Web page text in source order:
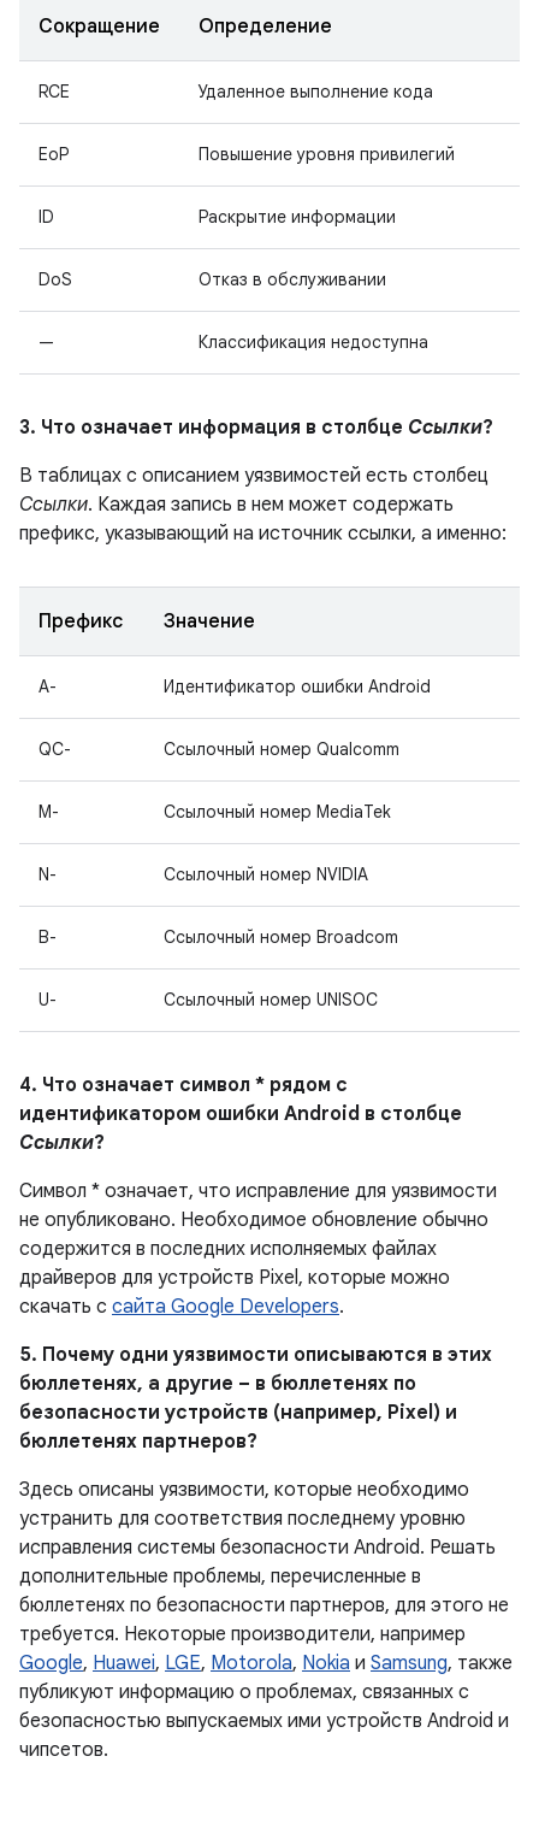
Сокращение Определение
RCE Удаленное выполнение кода
EoP Повышение уровня привилегий
ID Раскрытие информации
DoS Отказ в обслуживании
— Классификация недоступна
3. Что означает информация в столбце Ссылки?
В таблицах с описанием уязвимостей есть столбец
Ссылки. Каждая запись в нем может содержать
префикс, указывающий на источник ссылки, а именно:
Префикс Значение
A- Идентификатор ошибки Android
QC- Ссылочный номер Qualcomm
M- Ссылочный номер MediaTek
N- Ссылочный номер NVIDIA
B- Ссылочный номер Broadcom
U- Ссылочный номер UNISOC
4. Что означает символ * рядом с
идентификатором ошибки Android в столбце
Ссылки?
Символ * означает, что исправление для уязвимости
не опубликовано. Необходимое обновление обычно
содержится в последних исполняемых файлах
драйверов для устройств Pixel, которые можно
скачать с сайта Google Developers.
5. Почему одни уязвимости описываются в этих
бюллетенях, а другие – в бюллетенях по
безопасности устройств (например, Pixel) и
бюллетенях партнеров?
Здесь описаны уязвимости, которые необходимо
устранить для соответствия последнему уровню
исправления системы безопасности Android. Решать
дополнительные проблемы, перечисленные в
бюллетенях по безопасности партнеров, для этого не
требуется. Некоторые производители, например
Google, Huawei, LGE, Motorola, Nokia и Samsung, также
публикуют информацию о проблемах, связанных с
безопасностью выпускаемых ими устройств Android и
чипсетов.